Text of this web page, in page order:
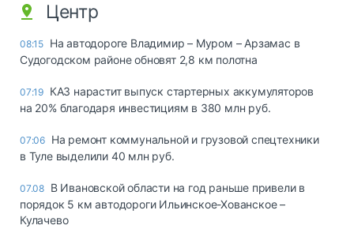
Центр
08:15 На автодороге Владимир – Муром – Арзамас в
Судогодском районе обновят 2,8 км полотна
07:19 КАЗ нарастит выпуск стартерных аккумуляторов
на 20% благодаря инвестициям в 380 млн руб.
07:06 На ремонт коммунальной и грузовой спецтехники
в Туле выделили 40 млн руб.
07.08 В Ивановской области на год раньше привели в
порядок 5 км автодороги Ильинское-Хованское –
Кулачево